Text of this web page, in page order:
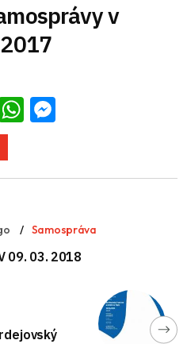
v
WhatsApp
Samospráva
09. 03. 2018